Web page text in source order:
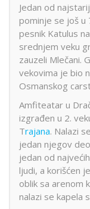
Jedan od
pominje se još u
pesnik Katulus
srednjem veku
zauzeli Mlečani.
vekovima je bio
Osmanskog
Amfiteatar u
izgrađen u 2.
Trajana. Nalazi
jedan njegov
jedan od
ljudi, a korišćen
oblik sa arenom
nalazi se kapela